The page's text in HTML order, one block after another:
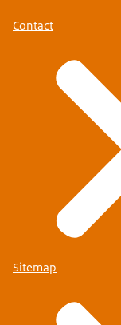
Contact
Sitemap